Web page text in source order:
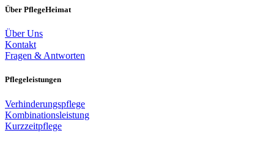
Über PflegeHeimat
Über Uns
Kontakt
Fragen & Antworten
Pflegeleistungen
Verhinderungspflege
Kombinationsleistung
Kurzzeitpflege